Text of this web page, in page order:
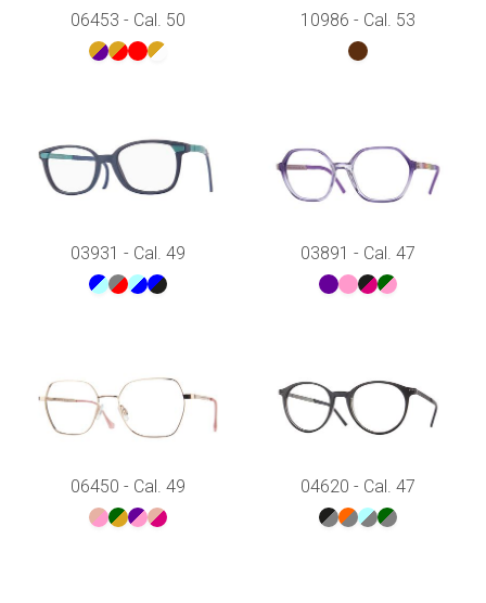
06453 - Cal. 50 10986 - Cal. 53
03931 - Cal. 49 03891 - Cal. 47
06450 - Cal. 49 04620 - Cal. 47